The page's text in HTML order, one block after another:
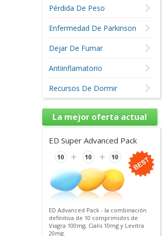
Pérdida De Peso
Enfermedad De Parkinson
Dejar De Fumar
Antiinflamatorio
Recursos De Dormir
La mejor oferta actual
ED Super Advanced Pack
ED Advanced Pack - la combinación
definitiva de 10 comprimidos de
Viagra 100mg, Cialis 10mg y Levitra
20mg.